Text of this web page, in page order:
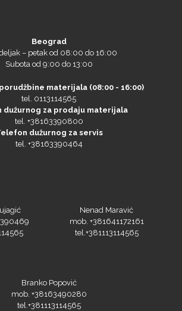
Gravotech
Guandong
Beograd
– petak od 08:00 do 16:00
Subota od 9:00 do 13:00
materijala (08:00 - 16:00)
tel. 0113114565
dužurnog za prodaju materijala
tel. +38163390800
dužurnog za servis
tel. +38163390464
Nenad Maravić
mob. +381641172161
tel.+381113114565
Branko Popović
mob. +38163490280
tel.+381113114565